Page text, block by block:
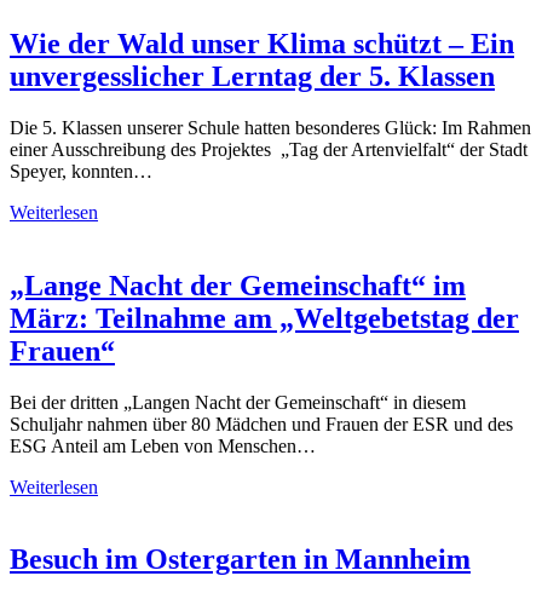
Wie der Wald unser Klima schützt – Ein
unvergesslicher Lerntag der 5. Klassen
Die 5. Klassen unserer Schule hatten besonderes Glück: Im Rahmen
einer Ausschreibung des Projektes „Tag der Artenvielfalt“ der Stadt
Speyer, konnten…
Weiterlesen
„Lange Nacht der Gemeinschaft“ im
März: Teilnahme am „Weltgebetstag der
Frauen“
Bei der dritten „Langen Nacht der Gemeinschaft“ in diesem
Schuljahr nahmen über 80 Mädchen und Frauen der ESR und des
ESG Anteil am Leben von Menschen…
Weiterlesen
Besuch im Ostergarten in Mannheim